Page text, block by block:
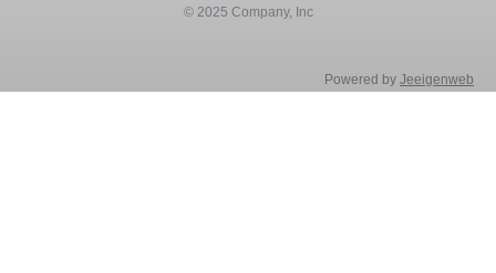
© 2025 Company, Inc
Powered by Jeeigenweb